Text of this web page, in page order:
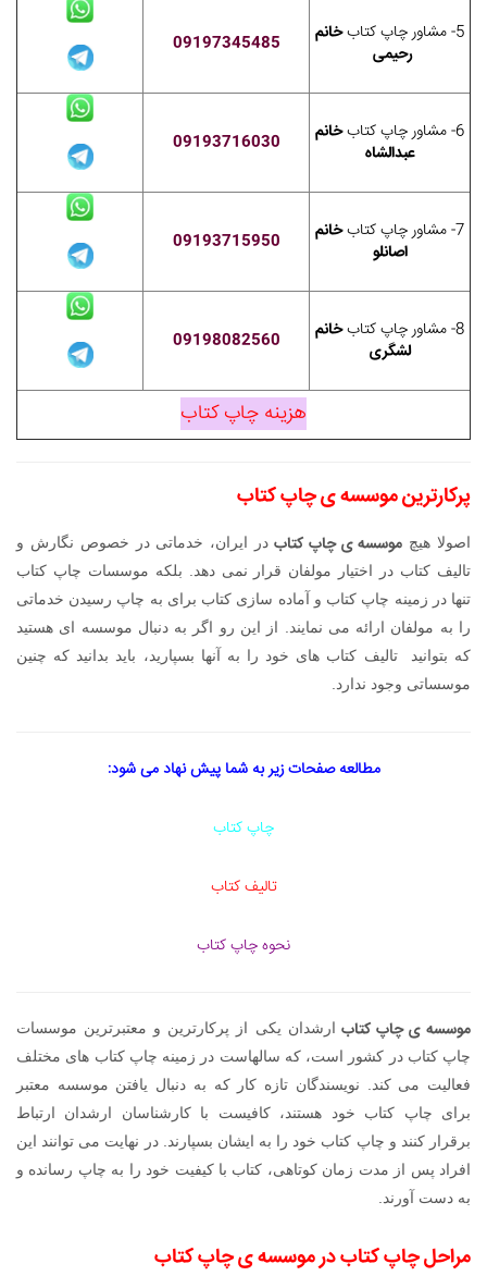
5- مشاور چاپ کتاب
خانم
رحیمی
09197345485
6- مشاور چاپ کتاب
خانم
عبدالشاه
09193716030
7- مشاور چاپ کتاب
خانم
اصانلو
09193715950
8- مشاور چاپ کتاب
خانم
لشگری
09198082560
هزینه چاپ کتاب
پرکارترینموسسه ی چاپ کتاب
اصولا هیچ موسسه ی چاپ کتاب در ایران، خدماتی در خصوص نگارش و
تالیف کتاب در اختیار مولفان قرار نمی دهد. بلکه موسسات چاپ کتاب
تنها در زمینه چاپ کتاب و آماده سازی کتاب برای به چاپ رسیدن خدماتی
را به مولفان ارائه می نمایند. از این رو اگر به دنبال موسسه ای هستید
که بتوانید تالیف کتاب های خود را به آنها بسپارید، باید بدانید که چنین
موسساتی وجود ندارد.
مطالعه صفحات زیر به شما پیش نهاد می شود:
چاپ کتاب
تالیف کتاب
نحوه چاپ کتاب
موسسه ی چاپ کتاب ارشدان یکی از پرکارترین و معتبرترین موسسات
چاپ کتاب در کشور است، که سالهاست در زمینه چاپ کتاب های مختلف
فعالیت می کند. نویسندگان تازه کار که به دنبال یافتن موسسه معتبر
برای چاپ کتاب خود هستند، کافیست با کارشناسان ارشدان ارتباط
برقرار کنند و چاپ کتاب خود را به ایشان بسپارند. در نهایت می توانند این
افراد پس از مدت زمان کوتاهی، کتاب با کیفیت خود را به چاپ رسانده و
به دست آورند.
مراحل چاپ کتاب درموسسه ی چاپ کتاب